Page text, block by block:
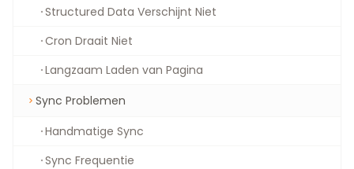
Structured Data Verschijnt Niet
Cron Draait Niet
Langzaam Laden van Pagina
Sync Problemen
Handmatige Sync
Sync Frequentie